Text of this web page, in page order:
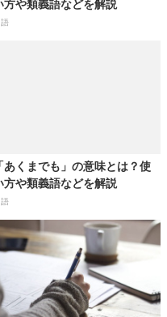
方や類義語などを解説
語
あくまでも」の意味とは？使
方や類義語などを解説
語